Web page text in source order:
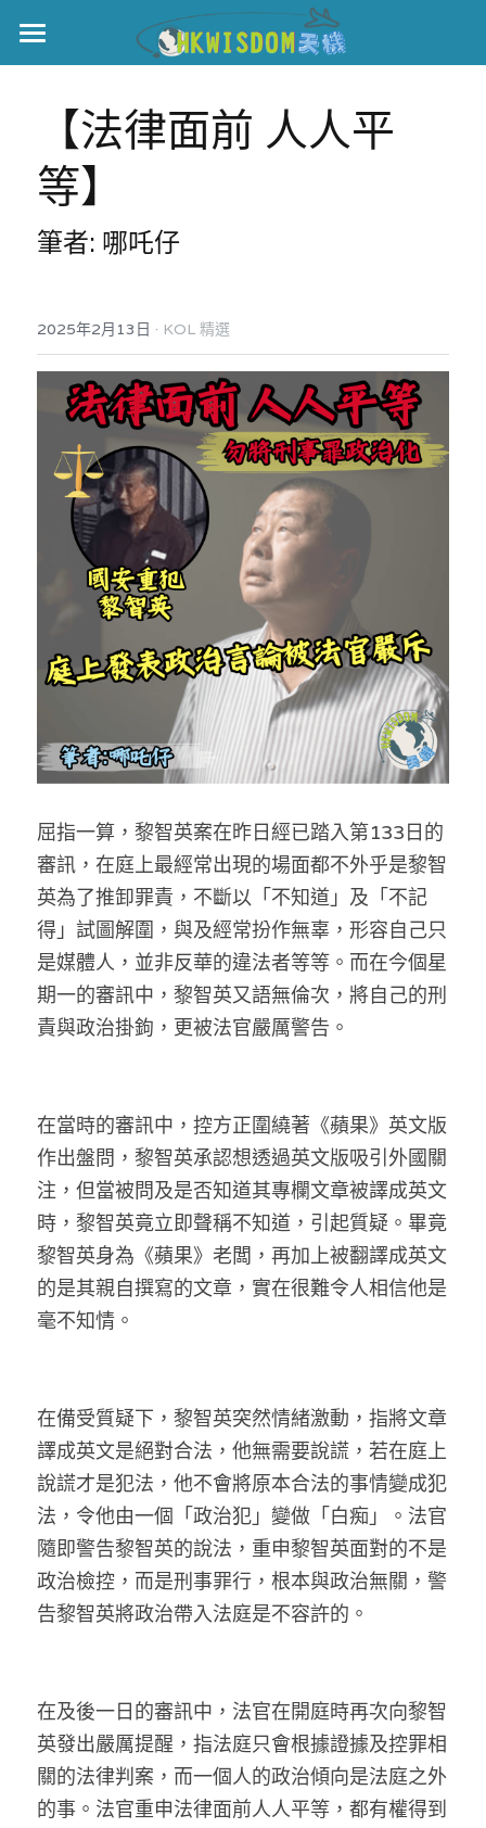
主頁
世界盃
伊美戰爭
黎智英案
美西媒體謊言實錄
宏福‧革新
宏福苑聽證會
宏福火災正視聽
記錄．宏福苑火災
港聞
中國
國際
娛樂
反華推手你要知
反華推手懶人包
反華推手起底
美西霸凌內幕
美西極權主義
真相直擊
極端暴恐實錄
KOL 專欄
屈穎妍專欄
莫綺琪專欄
黃萬成專欄
招國偉專欄
高松傑專欄
林伯強專欄
馮煒光專欄
KOL 精選
大衛sir專欄
曾子晴 - 晴深直說
龔靜儀大律師專欄
陳貴春大律師專欄
羅浚軒專欄
溫志倫專欄
汪明欣專欄
張美雄專欄
醫院口岸爆炸案
黎智英案審訊
支聯會案
35+顛覆案
生活
休閒好介紹
親子
花生仔漫畫週記
人才招聘
投稿熱線
商戶合作
支持讚助
條款及細則
關於我們
搜索
繁體中文
繁體中文
English
【法律面前 人人平
等】
筆者: 哪吒仔
2025年2月13日 · KOL 精選
屈指一算，黎智英案在昨日經已踏入第133日的
審訊，在庭上最經常出現的場面都不外乎是黎智
英為了推卸罪責，不斷以「不知道」及「不記
得」試圖解圍，與及經常扮作無辜，形容自己只
是媒體人，並非反華的違法者等等。而在今個星
期一的審訊中，黎智英又語無倫次，將自己的刑
責與政治掛鉤，更被法官嚴厲警告。
在當時的審訊中，控方正圍繞著《蘋果》英文版
作出盤問，黎智英承認想透過英文版吸引外國關
注，但當被問及是否知道其專欄文章被譯成英文
時，黎智英竟立即聲稱不知道，引起質疑。畢竟
黎智英身為《蘋果》老闆，再加上被翻譯成英文
的是其親自撰寫的文章，實在很難令人相信他是
毫不知情。
在備受質疑下，黎智英突然情緒激動，指將文章
譯成英文是絕對合法，他無需要說謊，若在庭上
說謊才是犯法，他不會將原本合法的事情變成犯
法，令他由一個「政治犯」變做「白痴」。法官
隨即警告黎智英的說法，重申黎智英面對的不是
政治檢控，而是刑事罪行，根本與政治無關，警
告黎智英將政治帶入法庭是不容許的。
在及後一日的審訊中，法官在開庭時再次向黎智
英發出嚴厲提醒，指法庭只會根據證據及控罪相
關的法律判案，而一個人的政治傾向是法庭之外
的事。法官重申法律面前人人平等，都有權得到